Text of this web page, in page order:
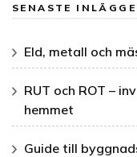
SENASTE
Eld, metall och
RUT och ROT –
hemmet
Guide till